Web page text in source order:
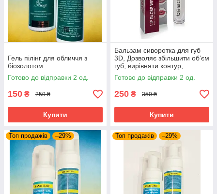
Гель пілінг для обличчя з
біозолотом
Готово до відправки 2 од.
150 ₴ 250 ₴
Купити
Бальзам сиворотка для губ
3D, Дозволяє збільшити об’єм
губ, вирівняти контур,
зробити більш насичений
колір
Готово до відправки 2 од.
250 ₴ 350 ₴
Купити
Топ продажів –29% Топ продажів –29%